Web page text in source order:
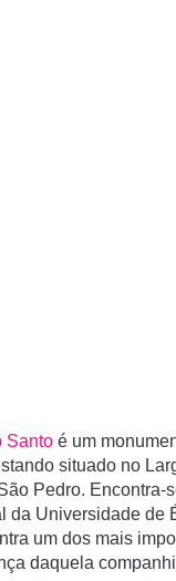
Santo é um
situado no
Pedro. Encontra-
da Universidade de
um dos mais
daquela